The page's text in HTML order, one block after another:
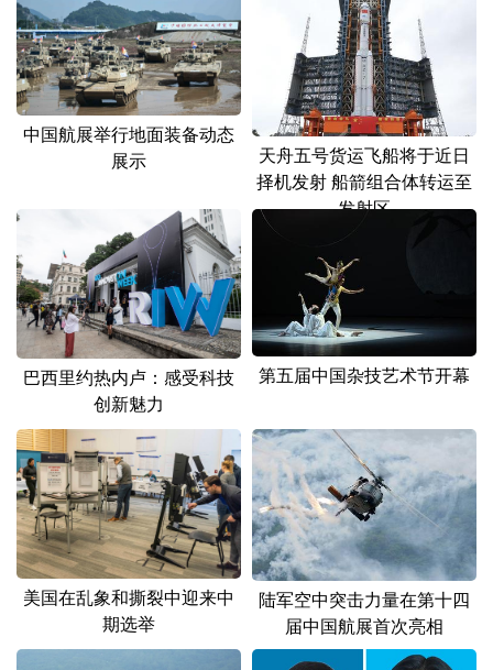
北京 天津 河北 山西
辽宁 吉林 上海 江苏
浙江 安徽 福建 江西
湖北 湖南
广西
四川 贵州 云南
陕西 甘肃 青海
新疆 内蒙古 黑龙江
多语种频道
English Español Français عربى
Русский язык 日本語 한국어
Deutsch Português
中国航展举行地面装备动态
展示
天舟五号货运飞船将于近日
择机发射 船箭组合体转运至
发射区
巴西里约热内卢：感受科技
创新魅力
第五届中国杂技艺术节开幕
美国在乱象和撕裂中迎来中
期选举
陆军空中突击力量在第十四
届中国航展首次亮相